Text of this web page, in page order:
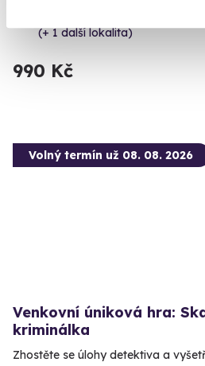
(+ 1 další lokalita)
990 Kč
Volný termín už 08. 08. 2026
Venkovní úniková hra:
kriminálka
Zhostěte se úlohy detektiva a